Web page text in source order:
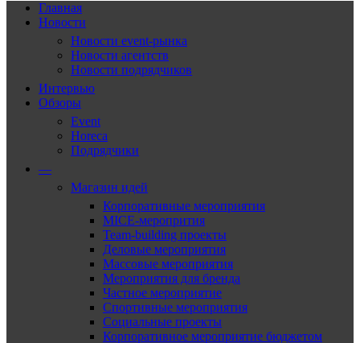
Главная
Новости
Новости event-рынка
Новости агентств
Новости подрядчиков
Интервью
Обзоры
Event
Horeca
Подрядчики
—
Магазин идей
Корпоративные мероприятия
MICE-меропрития
Team-building проекты
Деловые мероприятия
Массовые мероприятия
Мероприятия для бренда
Частное мероприятие
Спортивные мероприятия
Социальные проекты
Корпоративное мероприятие бюджетом